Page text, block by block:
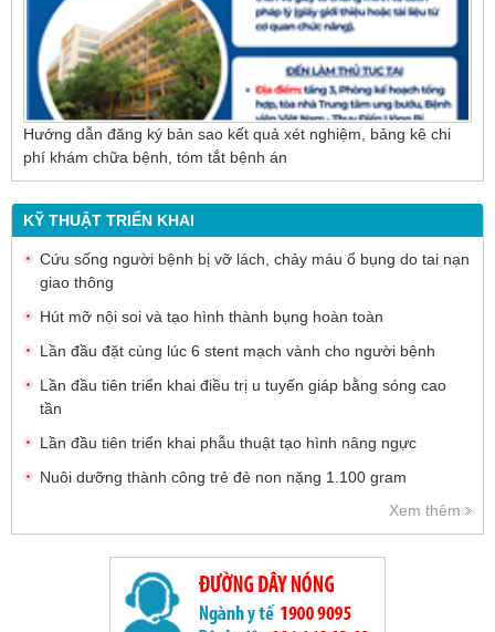
Hướng dẫn đăng ký bản sao kết quả xét nghiệm, bảng kê chi
phí khám chữa bệnh, tóm tắt bệnh án
KỸ THUẬT TRIỂN KHAI
Cứu sống người bệnh bị vỡ lách, chảy máu ổ bụng do tai nạn
giao thông
Hút mỡ nội soi và tạo hình thành bụng hoàn toàn
Lần đầu đặt cùng lúc 6 stent mạch vành cho người bệnh
Lần đầu tiên triển khai điều trị u tuyến giáp bằng sóng cao
tần
Lần đầu tiên triển khai phẫu thuật tạo hình nâng ngực
Nuôi dưỡng thành công trẻ đẻ non nặng 1.100 gram
Xem thêm